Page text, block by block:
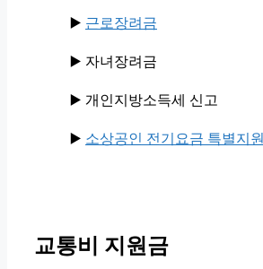
▶️ 근로장려금
▶️ 자녀장려금
▶️ 개인지방소득세 신고
▶️ 소상공인 전기요금 특별지원
교통비 지원금